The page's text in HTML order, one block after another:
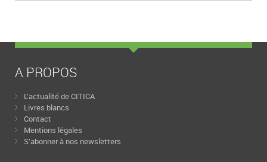
A PROPOS
L’actualité de CITICA
Livres blancs
Contact
Mentions légales
S’abonner à nos newsletters